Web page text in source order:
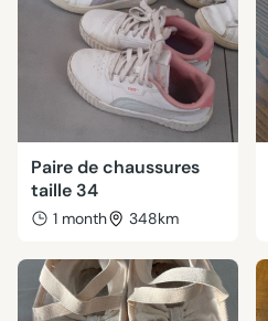
Paire de chaussures
taille 34
1 month 348km